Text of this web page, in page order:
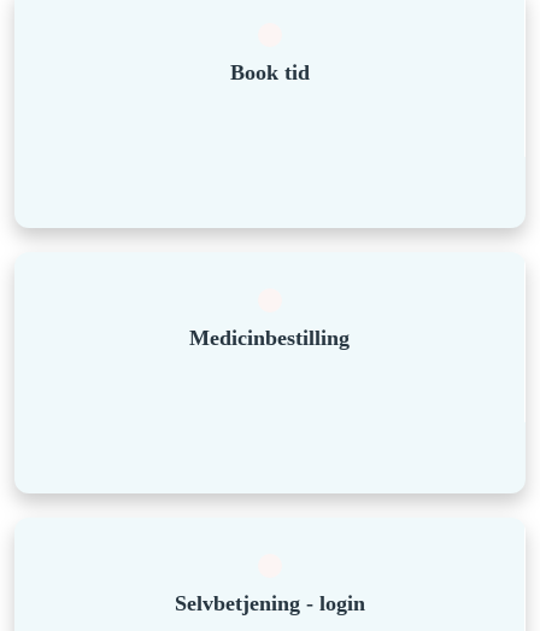
Book tid
Medicinbestilling
Selvbetjening - login